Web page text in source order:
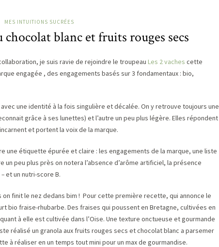
MES INTUITIONS SUCRÉES
blanc et fruits rouges secs
je suis ravie de rejoindre le troupeau Les 2 vaches cette
engagée , des engagements basés sur 3 fondamentaux : bio,
une identité à la fois singulière et décalée. On y retrouve toujours une
grâce à ses lunettes) et l’autre un peu plus légère. Elles répondent
et portent la voix de la marque.
une étiquette épurée et claire : les engagements de la marque, une liste
un peu plus près on notera l’absence d’arôme artificiel, la présence
et un nutri-score B.
finit le nez dedans bim ! Pour cette première recette, qui annonce le
bio fraise-rhubarbe. Des fraises qui poussent en Bretagne, cultivées en
à elle est cultivée dans l’Oise. Une texture onctueuse et gourmande
réalisé un granola aux fruits rouges secs et chocolat blanc a parsemer
à réaliser en un temps tout mini pour un max de gourmandise.